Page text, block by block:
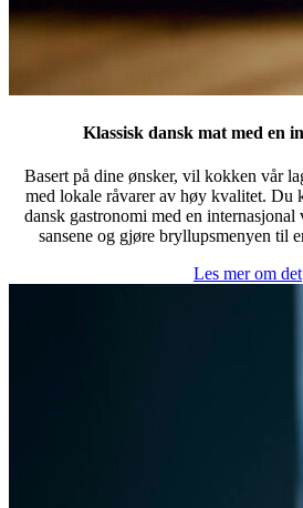
Klassisk dansk mat med en
Basert på dine ønsker, vil kokken vår
med lokale råvarer av høy kvalitet. Du
dansk gastronomi med en internasjonal
sansene og gjøre bryllupsmenyen til
Les mer om det